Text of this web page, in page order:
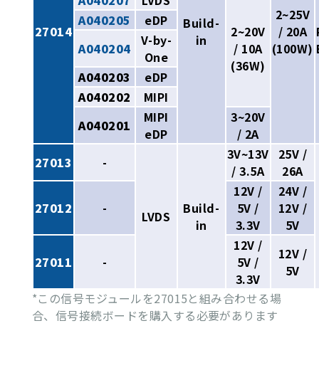
27014
Build-
in
2~25V
/ 20A
(100W)
2~20V
/ 10A
(36W)
A040205
eDP
A040204
V-by-
One
A040203
eDP
A040202
MIPI
A040201
MIPI
eDP
3~20V
/ 2A
27013
-
LVDS
Build-
in
3V~13V
/ 3.5A
25V /
26A
27012 -
12V /
5V /
3.3V
24V /
12V /
5V
27011 -
12V /
5V /
3.3V
12V /
5V
*この信号モジュールを27015と組み合わせる場
合、信号接続ボードを購入する必要があります